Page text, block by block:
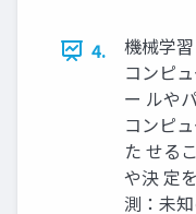
4.
機械学
コンピ
ー ルや
コンピ
た せる
や決 定
測：未